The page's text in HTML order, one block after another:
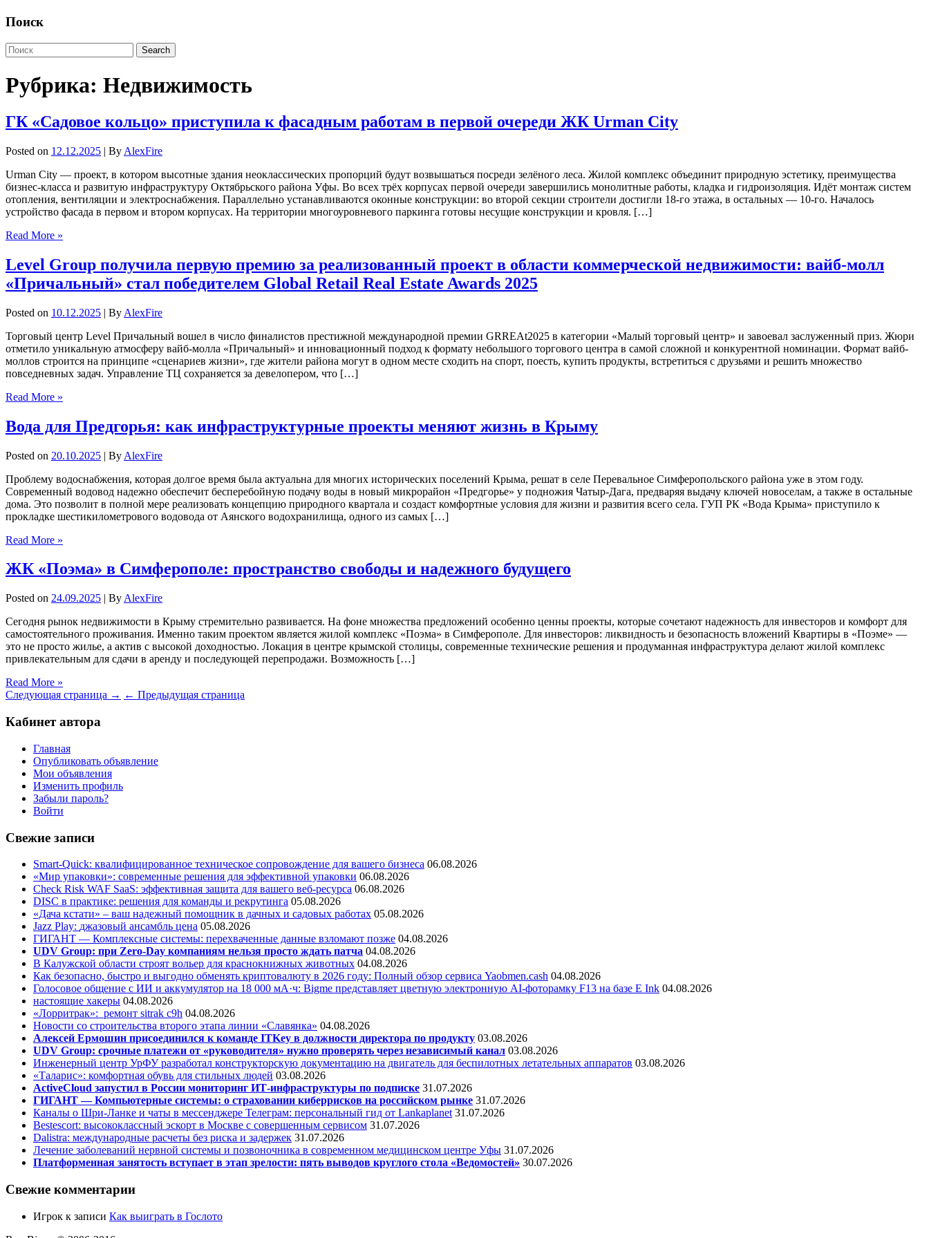
Поиск
Рубрика: Недвижимость
ГК «Садовое кольцо» приступила к фасадным работам в первой очереди ЖК Urman City
Posted on 12.12.2025 | By AlexFire
Urman City — проект, в котором высотные здания неоклассических пропорций будут возвышаться посреди зелёного леса. Жилой комплекс объединит природную эстетику, преимущества
бизнес-класса и развитую инфраструктуру Октябрьского района Уфы. Во всех трёх корпусах первой очереди завершились монолитные работы, кладка и гидроизоляция. Идёт монтаж систем
отопления, вентиляции и электроснабжения. Параллельно устанавливаются оконные конструкции: во второй секции строители достигли 18-го этажа, в остальных — 10-го. Началось
устройство фасада в первом и втором корпусах. На территории многоуровневого паркинга готовы несущие конструкции и кровля. […]
Read More »
Level Group получила первую премию за реализованный проект в области коммерческой недвижимости: вайб-молл
«Причальный» стал победителем Global Retail Real Estate Awards 2025
Posted on 10.12.2025 | By AlexFire
Торговый центр Level Причальный вошел в число финалистов престижной международной премии GRREAt2025 в категории «Малый торговый центр» и завоевал заслуженный приз. Жюри
отметило уникальную атмосферу вайб-молла «Причальный» и инновационный подход к формату небольшого торгового центра в самой сложной и конкурентной номинации. Формат вайб-
моллов строится на принципе «сценариев жизни», где жители района могут в одном месте сходить на спорт, поесть, купить продукты, встретиться с друзьями и решить множество
повседневных задач. Управление ТЦ сохраняется за девелопером, что […]
Read More »
Вода для Предгорья: как инфраструктурные проекты меняют жизнь в Крыму
Posted on 20.10.2025 | By AlexFire
Проблему водоснабжения, которая долгое время была актуальна для многих исторических поселений Крыма, решат в селе Перевальное Симферопольского района уже в этом году.
Современный водовод надежно обеспечит бесперебойную подачу воды в новый микрорайон «Предгорье» у подножия Чатыр-Дага, предваряя выдачу ключей новоселам, а также в остальные
дома. Это позволит в полной мере реализовать концепцию природного квартала и создаст комфортные условия для жизни и развития всего села. ГУП РК «Вода Крыма» приступило к
прокладке шестикилометрового водовода от Аянского водохранилища, одного из самых […]
Read More »
ЖК «Поэма» в Симферополе: пространство свободы и надежного будущего
Posted on 24.09.2025 | By AlexFire
Сегодня рынок недвижимости в Крыму стремительно развивается. На фоне множества предложений особенно ценны проекты, которые сочетают надежность для инвесторов и комфорт для
самостоятельного проживания. Именно таким проектом является жилой комплекс «Поэма» в Симферополе. Для инвесторов: ликвидность и безопасность вложений Квартиры в «Поэме» —
это не просто жилье, а актив с высокой доходностью. Локация в центре крымской столицы, современные технические решения и продуманная инфраструктура делают жилой комплекс
привлекательным для сдачи в аренду и последующей перепродажи. Возможность […]
Read More »
Следующая страница → ← Предыдущая страница
Кабинет автора
Главная
Опубликовать объявление
Мои объявления
Изменить профиль
Забыли пароль?
Войти
Свежие записи
Smart-Quick: квалифицированное техническое сопровождение для вашего бизнеса 06.08.2026
«Мир упаковки»: современные решения для эффективной упаковки 06.08.2026
Check Risk WAF SaaS: эффективная защита для вашего веб-ресурса 06.08.2026
DISC в практике: решения для команды и рекрутинга 05.08.2026
«Дача кстати» – ваш надежный помощник в дачных и садовых работах 05.08.2026
Jazz Play: джазовый ансамбль цена 05.08.2026
ГИГАНТ — Комплексные системы: перехваченные данные взломают позже 04.08.2026
UDV Group: при Zero-Day компаниям нельзя просто ждать патча 04.08.2026
В Калужской области строят вольер для краснокнижных животных 04.08.2026
Как безопасно, быстро и выгодно обменять криптовалюту в 2026 году: Полный обзор сервиса Yaobmen.cash 04.08.2026
Голосовое общение с ИИ и аккумулятор на 18 000 мА·ч: Bigme представляет цветную электронную AI-фоторамку F13 на базе E Ink 04.08.2026
настоящие хакеры 04.08.2026
«Лорритрак»: ремонт sitrak c9h 04.08.2026
Новости со строительства второго этапа линии «Славянка» 04.08.2026
Алексей Ермошин присоединился к команде ITKey в должности директора по продукту 03.08.2026
UDV Group: срочные платежи от «руководителя» нужно проверять через независимый канал 03.08.2026
Инженерный центр УрФУ разработал конструкторскую документацию на двигатель для беспилотных летательных аппаратов 03.08.2026
«Таларис»: комфортная обувь для стильных людей 03.08.2026
ActiveCloud запустил в России мониторинг ИТ-инфраструктуры по подписке 31.07.2026
ГИГАНТ — Компьютерные системы: о страховании киберрисков на российском рынке 31.07.2026
Каналы о Шри-Ланке и чаты в мессенджере Телеграм: персональный гид от Lankaplanet 31.07.2026
Bestescort: высококлассный эскорт в Москве с совершенным сервисом 31.07.2026
Dalistra: международные расчеты без риска и задержек 31.07.2026
Лечение заболеваний нервной системы и позвоночника в современном медицинском центре Уфы 31.07.2026
Платформенная занятость вступает в этап зрелости: пять выводов круглого стола «Ведомостей» 30.07.2026
Свежие комментарии
Игрок к записи Как выиграть в Гослото